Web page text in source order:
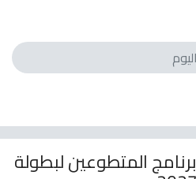
المتطوعين لبطولة